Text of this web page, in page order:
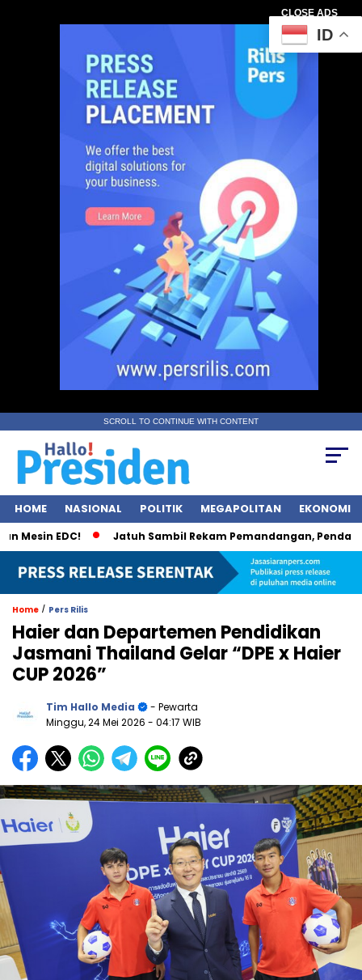
CLOSE ADS
SCROLL TO CONTINUE WITH CONTENT
HOME NASIONAL POLITIK MEGAPOLITAN EKONOMI
EDC! Jatuh Sambil Rekam Pemandangan, Pendaki
Home / Pers Rilis
Haier dan Departemen Pendidikan
Jasmani Thailand Gelar “DPE x Haier
CUP 2026”
Tim Hallo Media
- Pewarta
Minggu, 24 Mei 2026 - 04:17 WIB
ID